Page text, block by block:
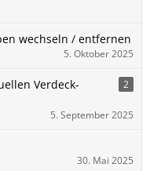
wechseln / entfernen
5. Oktober 2025
Verdeck-
2
5. September 2025
30. Mai 2025